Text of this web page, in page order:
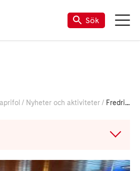
Sök
Nyheter och aktiviteter Fredrikshamn dagskryssning